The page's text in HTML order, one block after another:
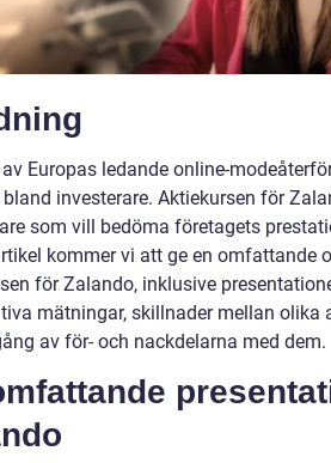
Europas ledande online-
investerare. Aktiekursen för
som vill bedöma företagets
kommer vi att ge en omfattande
för Zalando, inklusive
mätningar, skillnader mellan olika
av för- och nackdelarna med dem.